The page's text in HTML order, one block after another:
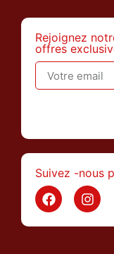
Rejoignez
offres
Suivez -nous